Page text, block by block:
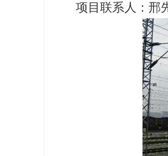
项目联系人：邢